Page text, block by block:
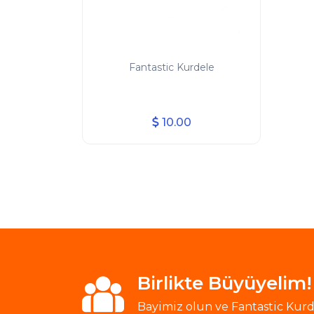
Fantastic Kurdele
10.00
Birlikte Büyüyelim!
Bayimiz olun ve Fantastic